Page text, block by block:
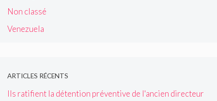
Non classé
Venezuela
ARTICLES RÉCENTS
Ils ratifient la détention préventive de l'ancien directeur